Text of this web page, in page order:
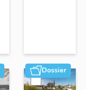
Dossier